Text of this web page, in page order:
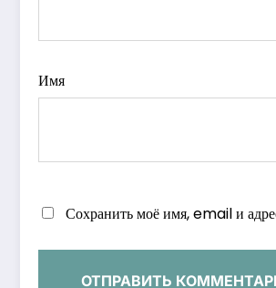
Имя
Сохранить моё имя, email и